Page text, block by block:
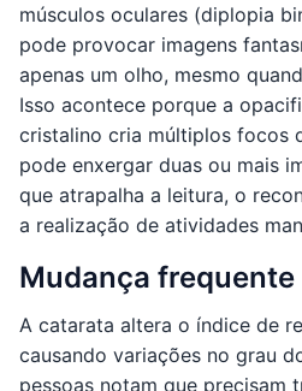
músculos oculares (diplopia
pode provocar imagens
apenas um olho, mesmo
Isso acontece porque a
cristalino cria múltiplos focos
pode enxergar duas ou mais
que atrapalha a leitura, o
a realização de atividades
Mudança
A catarata altera o índice de
causando variações no grau
pessoas notam que precisam